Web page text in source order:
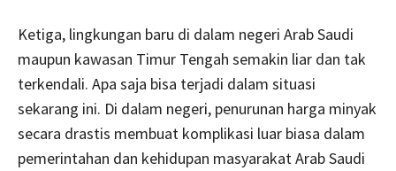
Ketiga, lingkungan baru di dalam negeri Arab Saudi
maupun kawasan Timur Tengah semakin liar dan tak
terkendali. Apa saja bisa terjadi dalam situasi
sekarang ini. Di dalam negeri, penurunan harga minyak
secara drastis membuat komplikasi luar biasa dalam
pemerintahan dan kehidupan masyarakat Arab Saudi